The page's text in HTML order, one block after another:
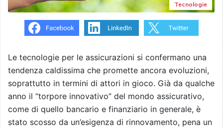
Tecnologie
Le tecnologie per le assicurazioni si confermano una
tendenza caldissima che promette ancora evoluzioni,
soprattutto in termini di attori in gioco. Già da qualche
anno il “torpore innovativo” del mondo assicurativo,
come di quello bancario e finanziario in generale, è
stato scosso da un’esigenza di rinnovamento, pena un